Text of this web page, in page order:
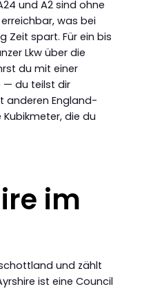
und A2 sind ohne
was bei
Zeit spart. Für ein bis
Lkw über die
du mit einer
— du teilst dir
anderen England-
die du
im
und zählt
ist eine Council